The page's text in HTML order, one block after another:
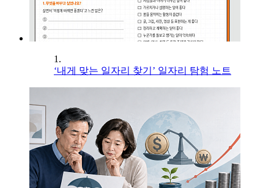
1.
‘내게 맞는 일자리 찾기’ 일자리 탐험 노트